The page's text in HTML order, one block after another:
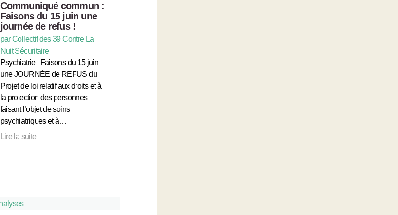
Communiqué commun :
Faisons du 15 juin une
journée de refus !
par Collectif des 39 Contre La
Nuit Sécuritaire
Psychiatrie : Faisons du 15 juin
une JOURNÉE de REFUS du
Projet de loi relatif aux droits et à
la protection des personnes
faisant l’objet de soins
psychiatriques et à…
Lire la suite